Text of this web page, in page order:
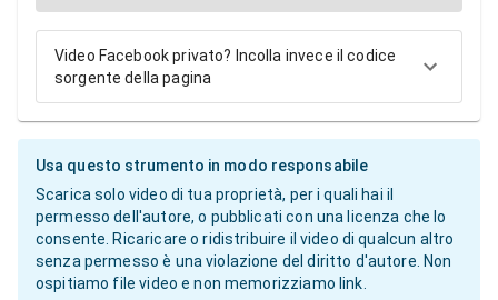
Video Facebook privato? Incolla invece il codice
sorgente della pagina
Usa questo strumento in modo responsabile
Scarica solo video di tua proprietà, per i quali hai il
permesso dell'autore, o pubblicati con una licenza che lo
consente. Ricaricare o ridistribuire il video di qualcun altro
senza permesso è una violazione del diritto d'autore. Non
ospitiamo file video e non memorizziamo link.